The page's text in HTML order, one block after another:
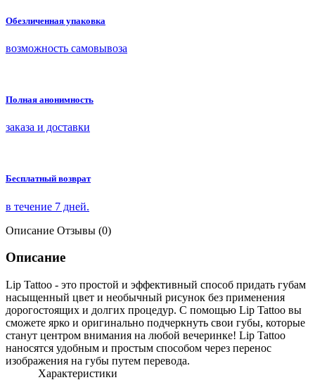
Обезличенная упаковка
возможность самовывоза
Полная анонимность
заказа и доставки
Бесплатный возврат
в течение 7 дней.
Описание Отзывы (0)
Описание
Lip Tattoo - это простой и эффективный способ придать губам
насыщенный цвет и необычный рисунок без применения
дорогостоящих и долгих процедур. С помощью Lip Tattoo вы
сможете ярко и оригинально подчеркнуть свои губы, которые
станут центром внимания на любой вечеринке! Lip Tattoo
наносятся удобным и простым способом через перенос
изображения на губы путем перевода.
Характеристики